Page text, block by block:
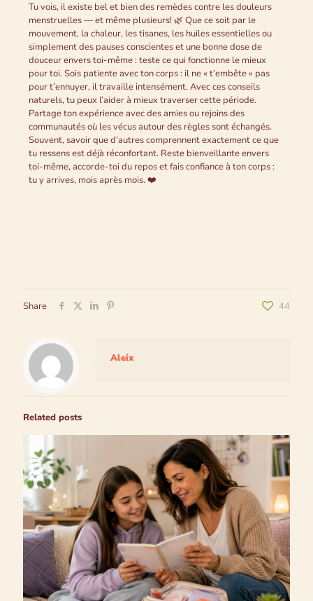
Tu vois, il existe bel et bien des remèdes contre les douleurs
menstruelles — et même plusieurs! 🌿 Que ce soit par le
mouvement, la chaleur, les tisanes, les huiles essentielles ou
simplement des pauses conscientes et une bonne dose de
douceur envers toi-même : teste ce qui fonctionne le mieux
pour toi. Sois patiente avec ton corps : il ne « t’embête » pas
pour t’ennuyer, il travaille intensément. Avec ces conseils
naturels, tu peux l’aider à mieux traverser cette période.
Partage ton expérience avec des amies ou rejoins des
communautés où les vécus autour des règles sont échangés.
Souvent, savoir que d’autres comprennent exactement ce que
tu ressens est déjà réconfortant. Reste bienveillante envers
toi-même, accorde-toi du repos et fais confiance à ton corps :
tu y arrives, mois après mois. ❤️
Share 44
Aleix
Related posts